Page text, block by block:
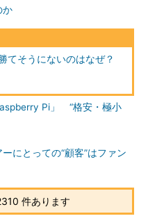
か
てそうにないのはなぜ？
Pi」 “格安・極小
にとっての“顧客”はファン
件あります